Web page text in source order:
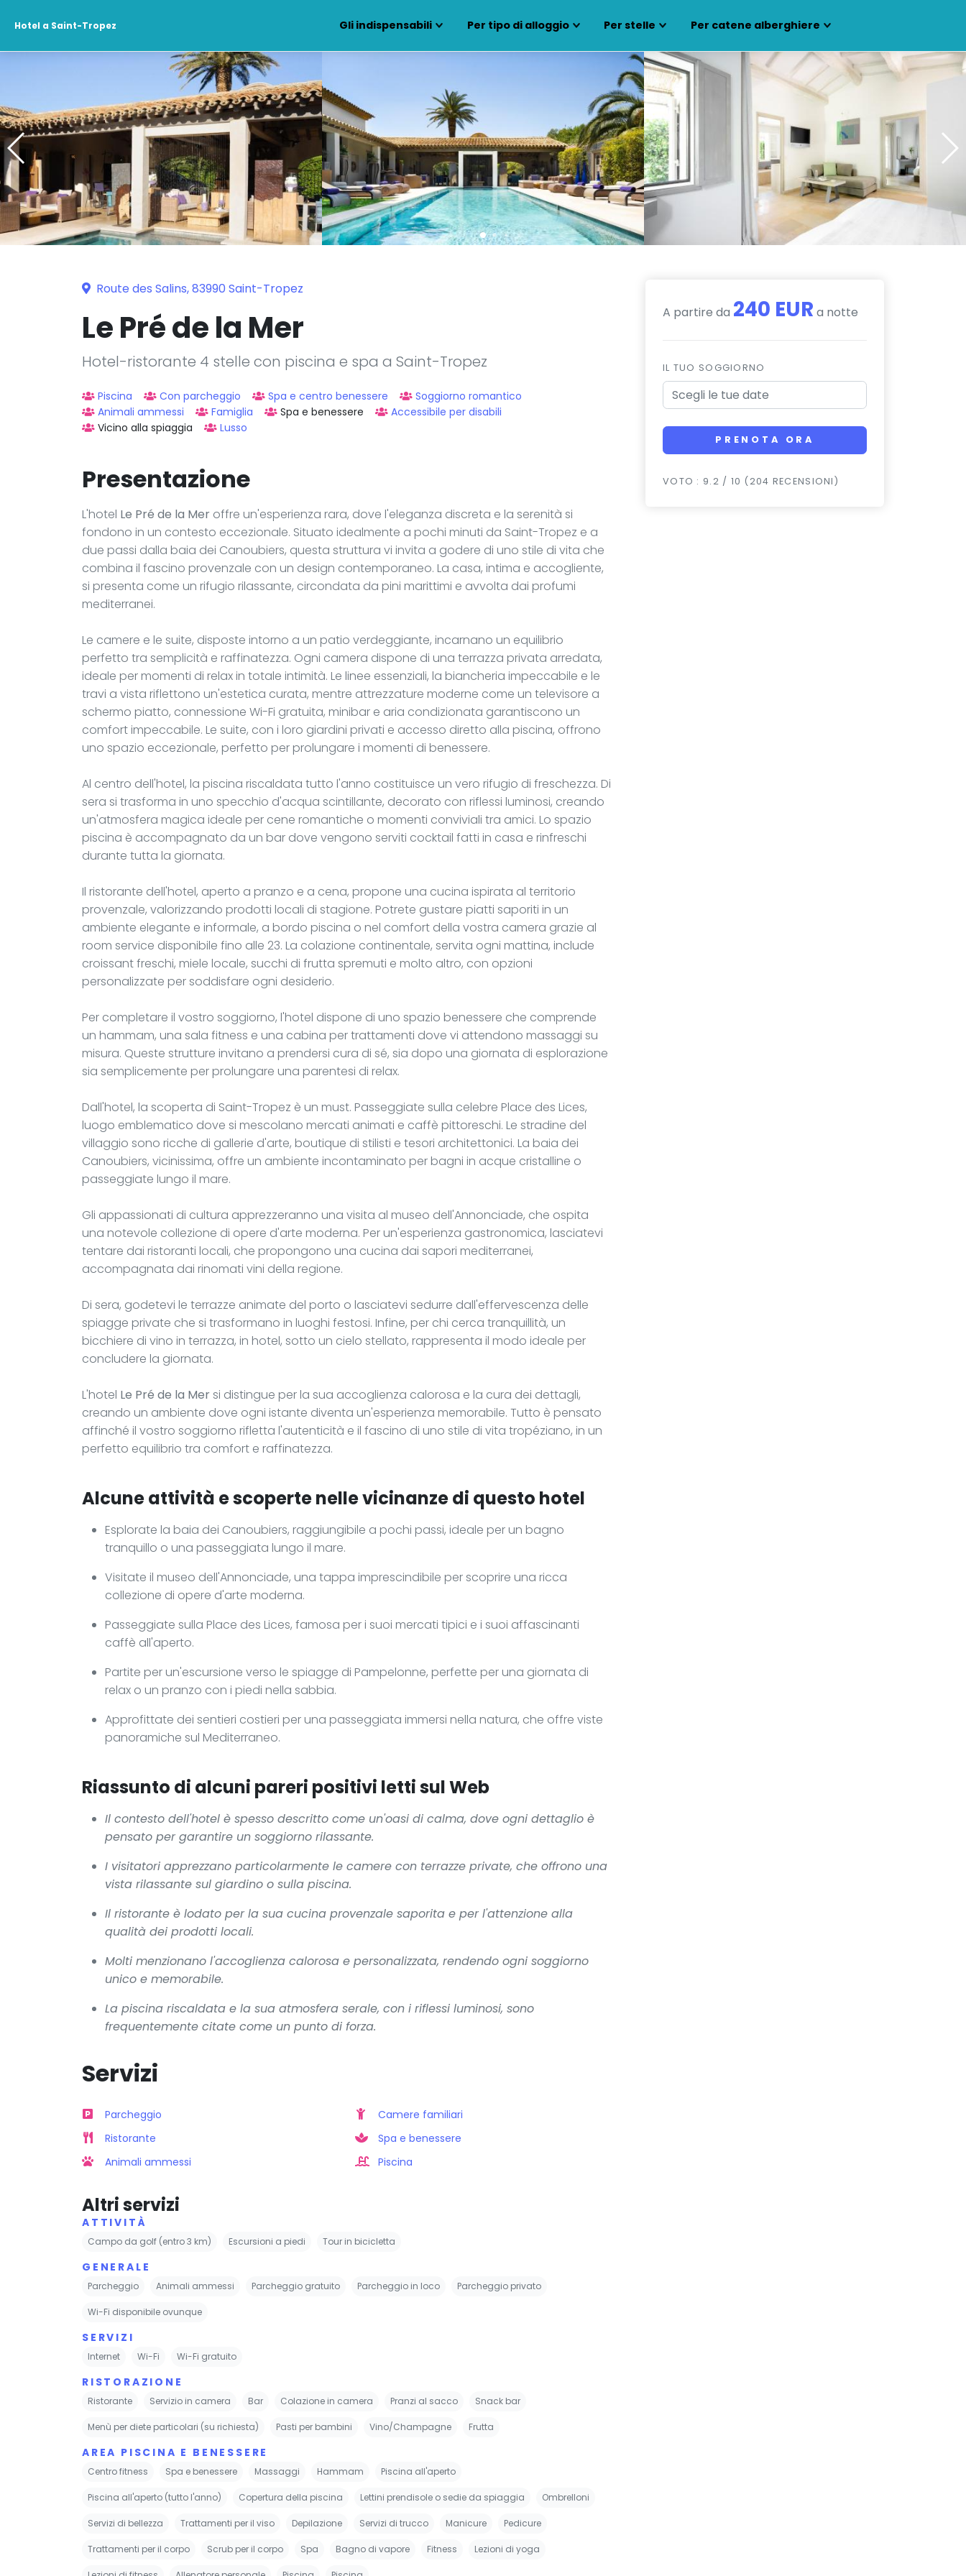
Hotel a Saint-Tropez Gli indispensabili Per tipo di alloggio Per stelle Per catene alberghiere
Route des Salins, 83990 Saint-Tropez
Le Pré de la Mer
Hotel-ristorante 4 stelle con piscina e spa a Saint-Tropez
Piscina Con parcheggio Spa e centro benessere
Soggiorno romantico
Animali ammessi
Famiglia Spa e benessere
Accessibile per disabili
Vicino alla spiaggia
Lusso
Presentazione
L'hotel Le Pré de la Mer offre un'esperienza rara, dove l'eleganza discreta e la serenità si
fondono in un contesto eccezionale. Situato idealmente a pochi minuti da Saint-Tropez e a
due passi dalla baia dei Canoubiers, questa struttura vi invita a godere di uno stile di vita che
combina il fascino provenzale con un design contemporaneo. La casa, intima e accogliente,
si presenta come un rifugio rilassante, circondata da pini marittimi e avvolta dai profumi
mediterranei.
Le camere e le suite, disposte intorno a un patio verdeggiante, incarnano un equilibrio
perfetto tra semplicità e raffinatezza. Ogni camera dispone di una terrazza privata arredata,
ideale per momenti di relax in totale intimità. Le linee essenziali, la biancheria impeccabile e le
travi a vista riflettono un'estetica curata, mentre attrezzature moderne come un televisore a
schermo piatto, connessione Wi-Fi gratuita, minibar e aria condizionata garantiscono un
comfort impeccabile. Le suite, con i loro giardini privati e accesso diretto alla piscina, offrono
uno spazio eccezionale, perfetto per prolungare i momenti di benessere.
Al centro dell'hotel, la piscina riscaldata tutto l'anno costituisce un vero rifugio di freschezza. Di
sera si trasforma in uno specchio d'acqua scintillante, decorato con riflessi luminosi, creando
un'atmosfera magica ideale per cene romantiche o momenti conviviali tra amici. Lo spazio
piscina è accompagnato da un bar dove vengono serviti cocktail fatti in casa e rinfreschi
durante tutta la giornata.
Il ristorante dell'hotel, aperto a pranzo e a cena, propone una cucina ispirata al territorio
provenzale, valorizzando prodotti locali di stagione. Potrete gustare piatti saporiti in un
ambiente elegante e informale, a bordo piscina o nel comfort della vostra camera grazie al
room service disponibile fino alle 23. La colazione continentale, servita ogni mattina, include
croissant freschi, miele locale, succhi di frutta spremuti e molto altro, con opzioni
personalizzate per soddisfare ogni desiderio.
Per completare il vostro soggiorno, l'hotel dispone di uno spazio benessere che comprende
un hammam, una sala fitness e una cabina per trattamenti dove vi attendono massaggi su
misura. Queste strutture invitano a prendersi cura di sé, sia dopo una giornata di esplorazione
sia semplicemente per prolungare una parentesi di relax.
Dall'hotel, la scoperta di Saint-Tropez è un must. Passeggiate sulla celebre Place des Lices,
luogo emblematico dove si mescolano mercati animati e caffè pittoreschi. Le stradine del
villaggio sono ricche di gallerie d'arte, boutique di stilisti e tesori architettonici. La baia dei
Canoubiers, vicinissima, offre un ambiente incontaminato per bagni in acque cristalline o
passeggiate lungo il mare.
Gli appassionati di cultura apprezzeranno una visita al museo dell'Annonciade, che ospita
una notevole collezione di opere d'arte moderna. Per un'esperienza gastronomica, lasciatevi
tentare dai ristoranti locali, che propongono una cucina dai sapori mediterranei,
accompagnata dai rinomati vini della regione.
Di sera, godetevi le terrazze animate del porto o lasciatevi sedurre dall'effervescenza delle
spiagge private che si trasformano in luoghi festosi. Infine, per chi cerca tranquillità, un
bicchiere di vino in terrazza, in hotel, sotto un cielo stellato, rappresenta il modo ideale per
concludere la giornata.
L'hotel Le Pré de la Mersi distingue per la sua accoglienza calorosa e la cura dei dettagli,
creando un ambiente dove ogni istante diventa un'esperienza memorabile. Tutto è pensato
affinché il vostro soggiorno rifletta l'autenticità e il fascino di uno stile di vita tropéziano, in un
perfetto equilibrio tra comfort e raffinatezza.
Alcune attività e scoperte nelle vicinanze di questo hotel
Esplorate la baia dei Canoubiers, raggiungibile a pochi passi, ideale per un bagno
tranquillo o una passeggiata lungo il mare.
Visitate il museo dell'Annonciade, una tappa imprescindibile per scoprire una ricca
collezione di opere d'arte moderna.
Passeggiate sulla Place des Lices, famosa per i suoi mercati tipici e i suoi affascinanti
caffè all'aperto.
Partite per un'escursione verso le spiagge di Pampelonne, perfette per una giornata di
relax o un pranzo con i piedi nella sabbia.
Approfittate dei sentieri costieri per una passeggiata immersi nella natura, che offre viste
panoramiche sul Mediterraneo.
Riassunto di alcuni pareri positivi letti sul Web
Il contesto dell'hotel è spesso descritto come un'oasi di calma, dove ogni dettaglio è
pensato per garantire un soggiorno rilassante.
I visitatori apprezzano particolarmente le camere con terrazze private, che offrono una
vista rilassante sul giardino o sulla piscina.
Il ristorante è lodato per la sua cucina provenzale saporita e per l'attenzione alla
qualità dei prodotti locali.
Molti menzionano l'accoglienza calorosa e personalizzata, rendendo ogni soggiorno
unico e memorabile.
La piscina riscaldata e la sua atmosfera serale, con i riflessi luminosi, sono
frequentemente citate come un punto di forza.
Servizi
Parcheggio
Ristorante
Animali ammessi
Camere familiari
Spa e benessere
Piscina
Altri servizi
ATTIVITÀ
Campo da golf (entro 3 km) Escursioni a piedi Tour in bicicletta
GENERALE
Parcheggio Animali ammessi Parcheggio gratuito Parcheggio in loco Parcheggio privato
Wi-Fi disponibile ovunque
SERVIZI
Internet Wi-Fi Wi-Fi gratuito
RISTORAZIONE
Ristorante Servizio in camera Bar Colazione in camera Pranzi al sacco Snack bar
Menù per diete particolari (su richiesta) Pasti per bambini Vino/Champagne Frutta
AREA PISCINA E BENESSERE
Centro fitness Spa e benessere Massaggi Hammam Piscina all'aperto
Piscina all'aperto (tutto l'anno) Copertura della piscina Lettini prendisole o sedie da spiaggia Ombrelloni
Servizi di bellezza Trattamenti per il viso Depilazione Servizi di trucco Manicure Pedicure
Trattamenti per il corpo Scrub per il corpo Spa Bagno di vapore Fitness Lezioni di yoga
A partire da 240 EUR a notte
IL TUO SOGGIORNO
PRENOTA ORA
VOTO : 9.2 / 10 (204 RECENSIONI)